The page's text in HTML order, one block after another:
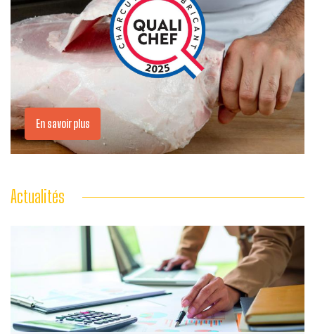
En savoir plus
Actualités